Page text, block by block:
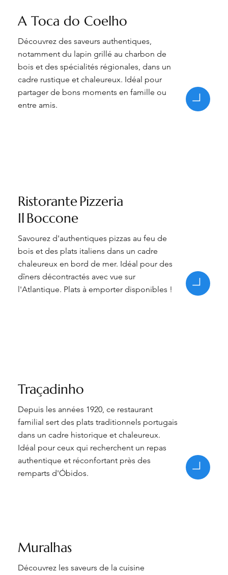
A Toca do Coelho
Découvrez des saveurs authentiques,
notamment du lapin grillé au charbon de
bois et des spécialités régionales, dans un
cadre rustique et chaleureux. Idéal pour
partager de bons moments en famille ou
entre amis.
Ristorante Pizzeria
Il Boccone
Savourez d'authentiques pizzas au feu de
bois et des plats italiens dans un cadre
chaleureux en bord de mer. Idéal pour des
dîners décontractés avec vue sur
l'Atlantique. Plats à emporter disponibles !
Traçadinho
Depuis les années 1920, ce restaurant
familial sert des plats traditionnels portugais
dans un cadre historique et chaleureux.
Idéal pour ceux qui recherchent un repas
authentique et réconfortant près des
remparts d'Óbidos.
Muralhas
Découvrez les saveurs de la cuisine